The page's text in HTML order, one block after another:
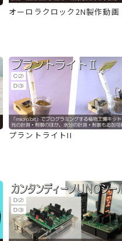
オーロラクロック2N製作動画
プラントライトII